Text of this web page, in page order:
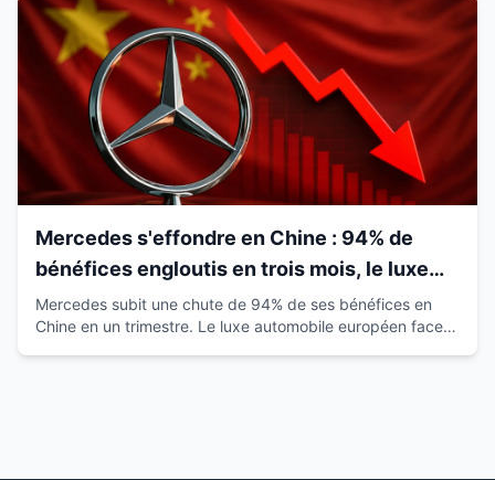
Mercedes s'effondre en Chine : 94% de
bénéfices engloutis en trois mois, le luxe
européen vacille
Mercedes subit une chute de 94% de ses bénéfices en
Chine en un trimestre. Le luxe automobile européen face à